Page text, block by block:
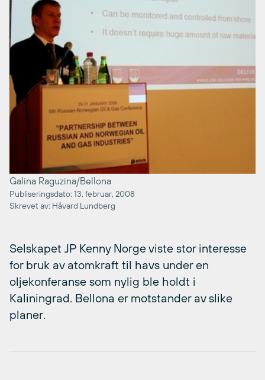
Galina Raguzina/Bellona
Publiseringsdato: 13. februar, 2008
Skrevet av: Håvard Lundberg
Selskapet JP Kenny Norge viste stor interesse
for bruk av atomkraft til havs under en
oljekonferanse som nylig ble holdt i
Kaliningrad. Bellona er motstander av slike
planer.